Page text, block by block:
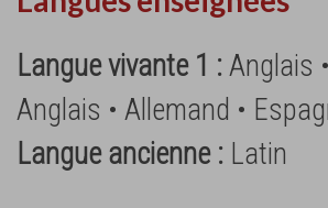
Langue vivante 1 :Anglais
Anglais • Allemand •
Langue ancienne : Latin